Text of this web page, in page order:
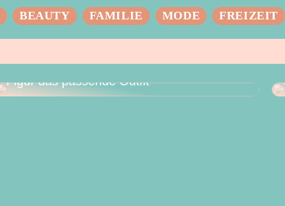
BEAUTY FAMILIE MODE FREIZEIT
Figur das passende Outfit